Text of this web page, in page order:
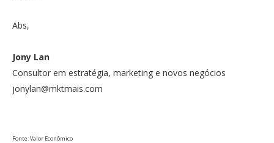
Abs,
Jony Lan
Consultor em estratégia, marketing e novos negócios
jonylan@mktmais.com
Fonte: Valor Econômico